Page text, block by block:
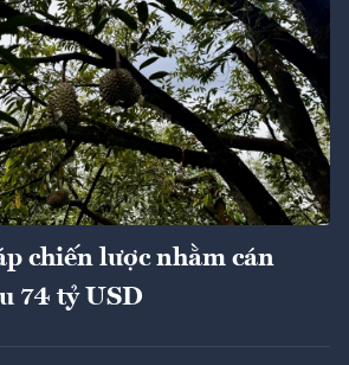
chiến lược nhằm cán
74 tỷ USD